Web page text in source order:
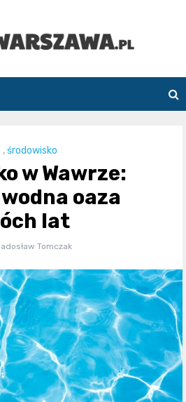
,środowisko
w Wawrze:
oaza
lat
Tomczak